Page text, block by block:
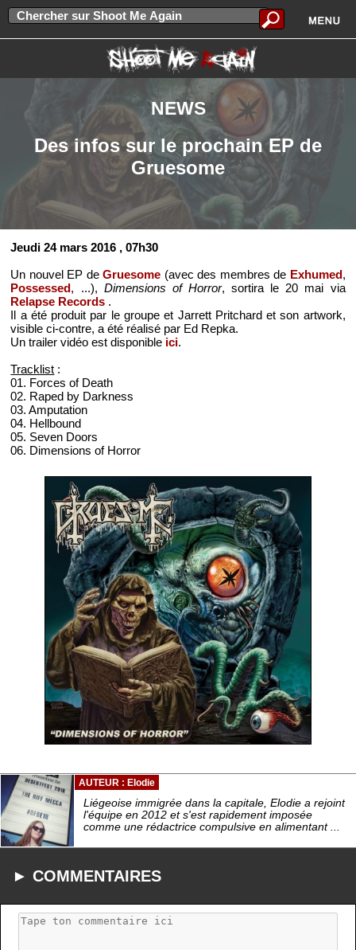
NEWS
Des infos sur le prochain EP de
Gruesome
Jeudi 24 mars 2016 , 07h30
Un nouvel EP deGruesome (avec des membres de Exhumed,
Possessed, ...), Dimensions of Horror, sortira le 20 mai via
Relapse Records .
Il a été produit par le groupe et Jarrett Pritchard et son artwork,
visible ci-contre, a été réalisé par Ed Repka.
Un trailer vidéo est disponible ici.
Tracklist :
01. Forces of Death
02. Raped by Darkness
03. Amputation
04. Hellbound
05. Seven Doors
06. Dimensions of Horror
AUTEUR : Elodie
Liégeoise immigrée dans la capitale, Elodie a rejoint
l'équipe en 2012 et s'est rapidement imposée
comme une rédactrice compulsive en alimentant ...
► COMMENTAIRES